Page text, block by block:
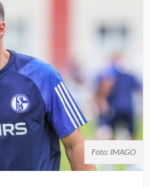
Foto: IMAGO